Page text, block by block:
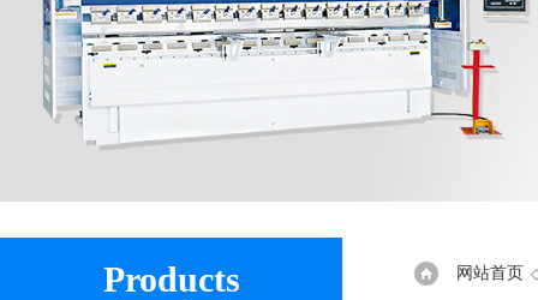
Products
网站首页